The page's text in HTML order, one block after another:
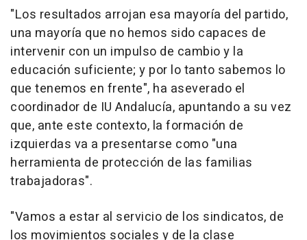
"Los resultados arrojan esa mayoría del partido,
una mayoría que no hemos sido capaces de
intervenir con un impulso de cambio y la
educación suficiente; y por lo tanto sabemos lo
que tenemos en frente", ha aseverado el
coordinador de IU Andalucía, apuntando a su vez
que, ante este contexto, la formación de
izquierdas va a presentarse como "una
herramienta de protección de las familias
trabajadoras".
"Vamos a estar al servicio de los sindicatos, de
los movimientos sociales y de la clase